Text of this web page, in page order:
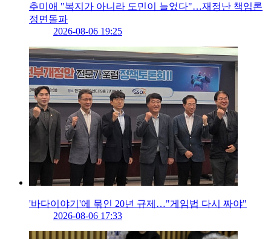
추미애 "복지가 아니라 도민이 늘었다"…재정난 책임론
정면돌파
2026-08-06 19:25
'바다이야기'에 묶인 20년 규제…"게임법 다시 짜야"
2026-08-06 17:33